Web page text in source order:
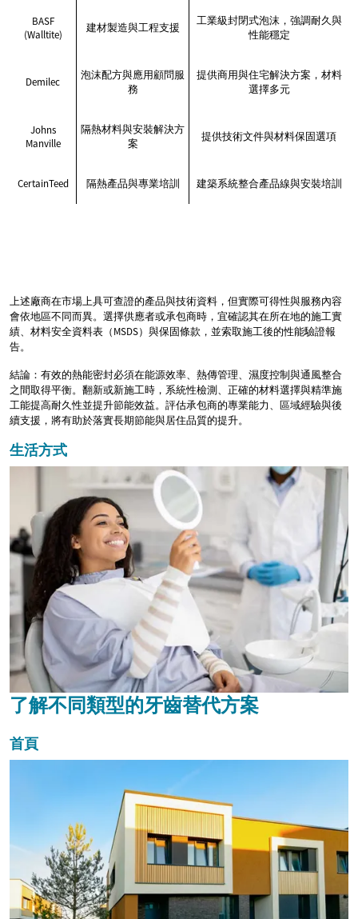
BASF
(Walltite)
建材製造與工程支援
工業級封閉式泡沫，強調耐久與
性能穩定
Demilec
泡沫配方與應用顧問服
務
提供商用與住宅解決方案，材料
選擇多元
Johns
Manville
隔熱材料與安裝解決方
案
提供技術文件與材料保固選項
CertainTeed 隔熱產品與專業培訓 建築系統整合產品線與安裝培訓
上述廠商在市場上具可查證的產品與技術資料，但實際可得性與服務內容
會依地區不同而異。選擇供應者或承包商時，宜確認其在所在地的施工實
績、材料安全資料表（MSDS）與保固條款，並索取施工後的性能驗證報
告。
結論：有效的熱能密封必須在能源效率、熱傳管理、濕度控制與通風整合
之間取得平衡。翻新或新施工時，系統性檢測、正確的材料選擇與精準施
工能提高耐久性並提升節能效益。評估承包商的專業能力、區域經驗與後
續支援，將有助於落實長期節能與居住品質的提升。
生活方式
了解不同類型的牙齒替代方案
首頁